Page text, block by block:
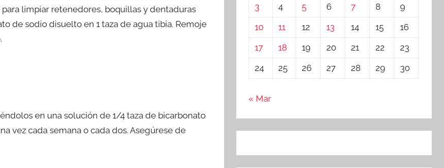
limpiar retenedores, boquillas y dentaduras
de sodio disuelto en 1 taza de agua tibia. Remoje
en una solución de 1/4 taza de bicarbonato
vez cada semana o cada dos. Asegúrese de
3
4 5 6 7 8
9
10
11 12 13 14 15
16
17
18 19 20 21 22
23
24
25 26 27 28 29 30
« Mar